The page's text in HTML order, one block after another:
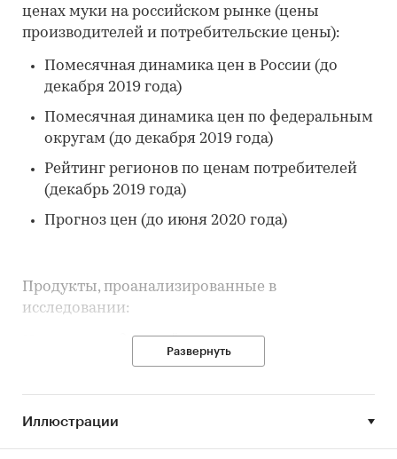
ценах муки на российском рынке (цены
производителей и потребительские цены):
Помесячная динамика цен в России (до
декабря 2019 года)
Помесячная динамика цен по федеральным
округам (до декабря 2019 года)
Рейтинг регионов по ценам потребителей
(декабрь 2019 года)
Прогноз цен (до июня 2020 года)
Продукты, проанализированные в
исследовании:
Цены производителей:
других растительных культур; смеси из них;
Пшеничная мука;
Развернуть
Иллюстрации